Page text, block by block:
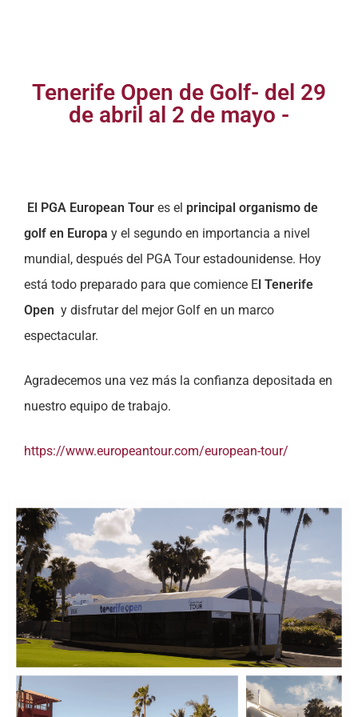
Tenerife Open de Golf- del 29
de abril al 2 de mayo -
El PGA European Tour es el principal organismo de
golf en Europa y el segundo en importancia a nivel
mundial, después del PGA Tour estadounidense. Hoy
está todo preparado para que comience El Tenerife
Open y disfrutar del mejor Golf en un marco
espectacular.
Agradecemos una vez más la confianza depositada en
nuestro equipo de trabajo.
https://www.europeantour.com/european-tour/